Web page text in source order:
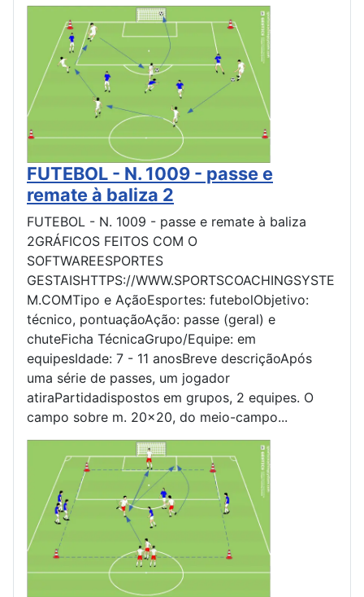
FUTEBOL - N. 1009 - passe e
remate à baliza 2
FUTEBOL - N. 1009 - passe e remate à baliza
2GRÁFICOS FEITOS COM O
SOFTWAREESPORTES
GESTAISHTTPS://WWW.SPORTSCOACHINGSYSTE
M.COMTipo e AçãoEsportes: futebolObjetivo:
técnico, pontuaçãoAção: passe (geral) e
chuteFicha TécnicaGrupo/Equipe: em
equipesIdade: 7 - 11 anosBreve descriçãoApós
uma série de passes, um jogador
atiraPartidadispostos em grupos, 2 equipes. O
campo sobre m. 20x20, do meio-campo...